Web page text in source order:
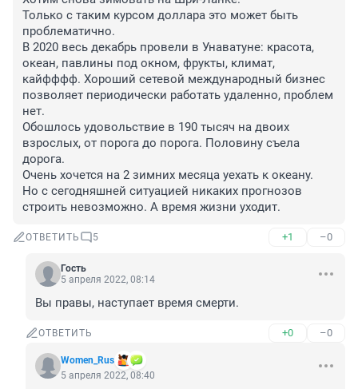
Только с таким курсом доллара это может быть
проблематично.
В 2020 весь декабрь провели в Унаватуне: красота,
океан, павлины под окном, фрукты, климат,
кайфффф. Хороший сетевой международный бизнес
позволяет периодически работать удаленно, проблем
нет.
Обошлось удовольствие в 190 тысяч на двоих
взрослых, от порога до порога. Половину съела
дорога.
Очень хочется на 2 зимних месяца уехать к океану.
Но с сегодняшней ситуацией никаких прогнозов
строить невозможно. А время жизни уходит.
ОТВЕТИТЬ 5 +1 –0
Гость
5 апреля 2022, 08:14
Вы правы, наступает время смерти.
ОТВЕТИТЬ +0 –0
Women_Rus
5 апреля 2022, 08:40